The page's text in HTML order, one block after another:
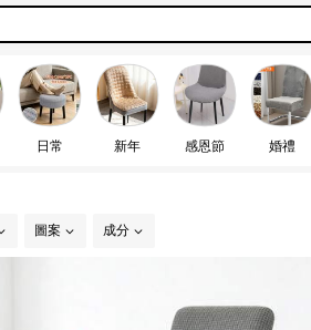
日常 新年 感恩節 婚禮
圖案 成分